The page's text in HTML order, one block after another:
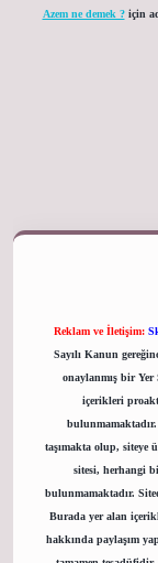
Azem ne demek ?için
Reklam ve İletişim:
Sayılı Kanun
onaylanmış bir Yer
içerikleri
taşımakta olup, siteye
sitesi, herhangi
bulunmamaktadır.
Burada yer alan
hakkında paylaşım